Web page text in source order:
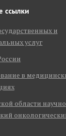
ссылки
и
услуг
в
области